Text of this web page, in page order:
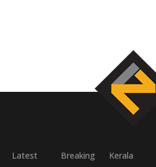
Latest
Breaking
Kerala